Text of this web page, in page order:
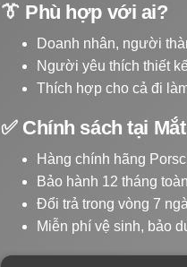
👔 Phù hợp với ai?
Doanh nhân, người
Người yêu thích thiết
Thích hợp cho cả đi
✅ Chính sách tại
Hàng chính hãng
Bảo hành 12 tháng
Đổi trả trong vòng 7
Miễn phí vệ sinh, bảo